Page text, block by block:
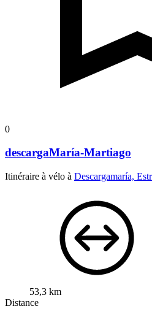
0
descargaMaría-Martiago
Itinéraire à vélo à Descargamaría,
53,3 km
Distance